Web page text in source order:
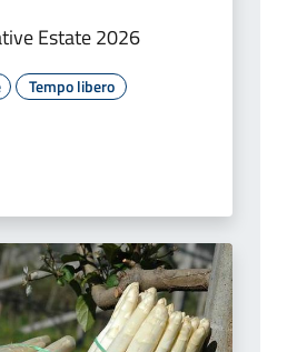
Estate 2026
Tempo libero